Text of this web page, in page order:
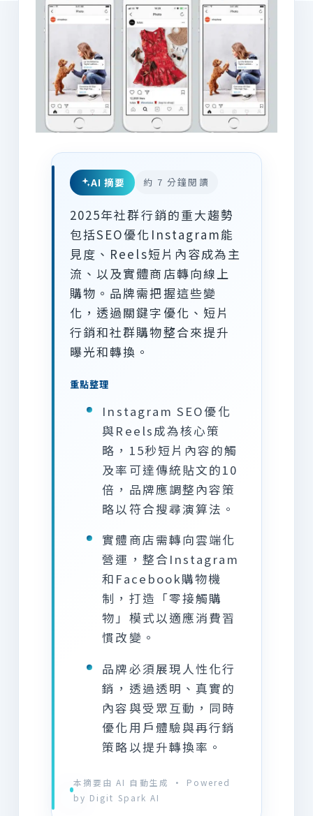
AI 摘要 約 7 分鐘閱讀
2025年社群行銷的重大趨勢
包括SEO優化Instagram能
見度、Reels短片內容成為主
流、以及實體商店轉向線上
購物。品牌需把握這些變
化，透過關鍵字優化、短片
行銷和社群購物整合來提升
曝光和轉換。
重點整理
Instagram SEO優化
與Reels成為核心策
略，15秒短片內容的觸
及率可達傳統貼文的10
倍，品牌應調整內容策
略以符合搜尋演算法。
實體商店需轉向雲端化
營運，整合Instagram
和Facebook購物機
制，打造「零接觸購
物」模式以適應消費習
慣改變。
品牌必須展現人性化行
銷，透過透明、真實的
內容與受眾互動，同時
優化用戶體驗與再行銷
策略以提升轉換率。
本摘要由 AI 自動生成 · Powered
by Digit Spark AI